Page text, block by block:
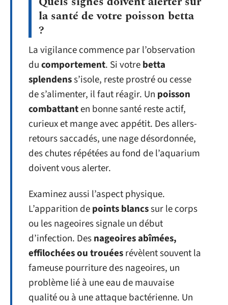
la santé de votre poisson betta
?
La vigilance commence par l’observation
ducomportement. Si votrebetta
splendenss’isole, reste prostré ou cesse
de s’alimenter, il faut réagir. Un poisson
combattanten bonne santé reste actif,
curieux et mange avec appétit. Des allers-
retours saccadés, une nage désordonnée,
des chutes répétées au fond de l’aquarium
doivent vous alerter.
Examinez aussi l’aspect physique.
L’apparition depoints blancssur le corps
ou les nageoires signale un début
d’infection. Desnageoires abîmées,
effilochées ou trouéesrévèlent souvent la
fameuse pourriture des nageoires, un
problème lié à une eau de mauvaise
qualité ou à une attaque bactérienne. Un